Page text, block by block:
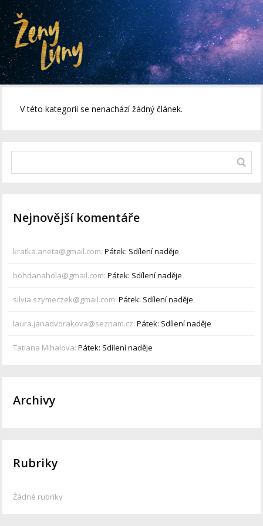
V této kategorii se nenachází žádný článek.
Nejnovější komentáře
kratka.aneta@gmail.com:Pátek: Sdílení naděje
bohdanahola@gmail.com:Pátek: Sdílení naděje
silvia.szymeczek@gmail.com:Pátek: Sdílení naděje
laura.janadvorakova@seznam.cz:Pátek: Sdílení naděje
Tatiana Mihalova:Pátek: Sdílení naděje
Archivy
Rubriky
Žádné rubriky